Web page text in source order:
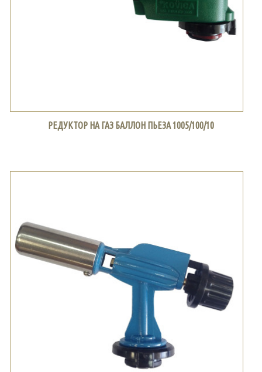
РЕДУКТОР НА ГАЗ БАЛЛОН ПЬЕЗА 1005/100/10